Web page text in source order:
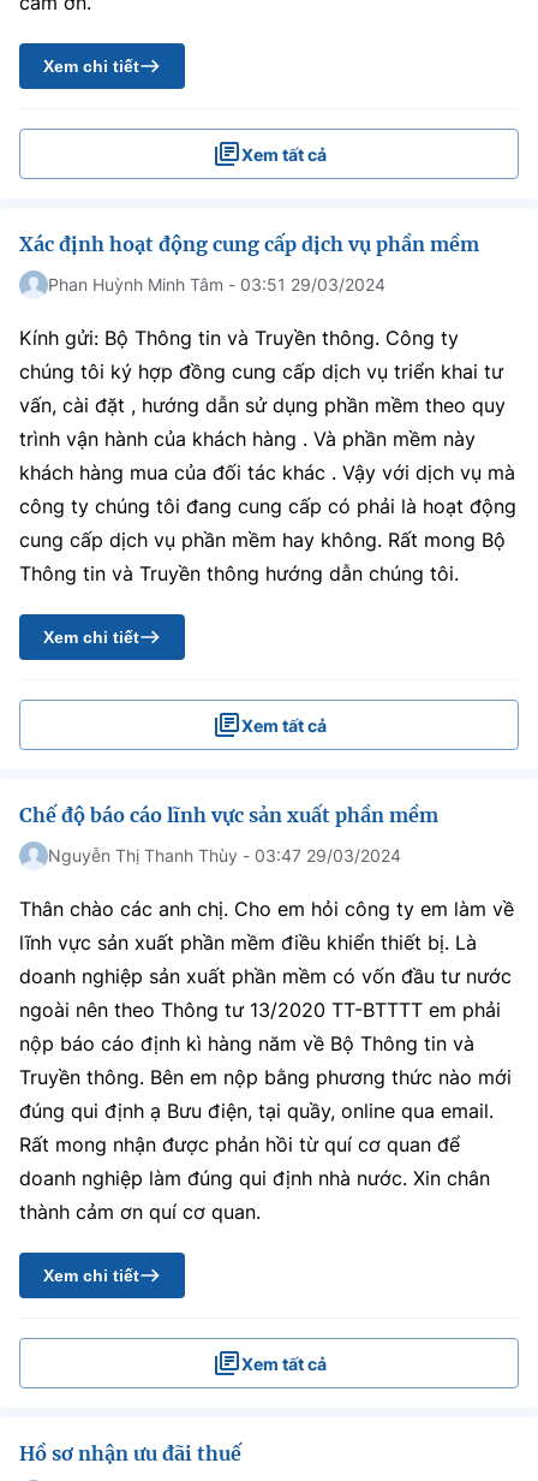
Xem chi tiết
Xem tất cả
Xác định hoạt động cung cấp dịch vụ phần mềm
Phan Huỳnh Minh Tâm - 03:51 29/03/2024
Kính gửi: Bộ Thông tin và Truyền thông. Công ty
chúng tôi ký hợp đồng cung cấp dịch vụ triển khai tư
vấn, cài đặt , hướng dẫn sử dụng phần mềm theo quy
trình vận hành của khách hàng . Và phần mềm này
khách hàng mua của đối tác khác . Vậy với dịch vụ mà
công ty chúng tôi đang cung cấp có phải là hoạt động
cung cấp dịch vụ phần mềm hay không. Rất mong Bộ
Thông tin và Truyền thông hướng dẫn chúng tôi.
Xem chi tiết
Xem tất cả
Chế độ báo cáo lĩnh vực sản xuất phần mềm
Nguyễn Thị Thanh Thùy - 03:47 29/03/2024
Thân chào các anh chị. Cho em hỏi công ty em làm về
lĩnh vực sản xuất phần mềm điều khiển thiết bị. Là
doanh nghiệp sản xuất phần mềm có vốn đầu tư nước
ngoài nên theo Thông tư 13/2020 TT-BTTTT em phải
nộp báo cáo định kì hàng năm về Bộ Thông tin và
Truyền thông. Bên em nộp bằng phương thức nào mới
đúng qui định ạ Bưu điện, tại quầy, online qua email.
Rất mong nhận được phản hồi từ quí cơ quan để
doanh nghiệp làm đúng qui định nhà nước. Xin chân
thành cảm ơn quí cơ quan.
Xem chi tiết
Xem tất cả
Hồ sơ nhận ưu đãi thuế